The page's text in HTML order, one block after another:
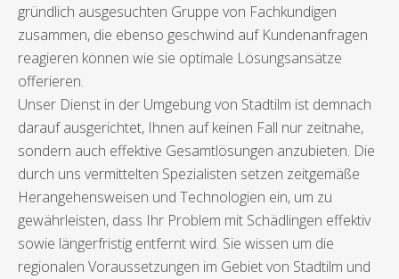
gründlich ausgesuchten Gruppe von Fachkundigen
zusammen, die ebenso geschwind auf Kundenanfragen
reagieren können wie sie optimale Lösungsansätze
offerieren.
Unser Dienst in der Umgebung von Stadtilm ist demnach
darauf ausgerichtet, Ihnen auf keinen Fall nur zeitnahe,
sondern auch effektive Gesamtlösungen anzubieten. Die
durch uns vermittelten Spezialisten setzen zeitgemäße
Herangehensweisen und Technologien ein, um zu
gewährleisten, dass Ihr Problem mit Schädlingen effektiv
sowie längerfristig entfernt wird. Sie wissen um die
regionalen Voraussetzungen im Gebiet von Stadtilm und